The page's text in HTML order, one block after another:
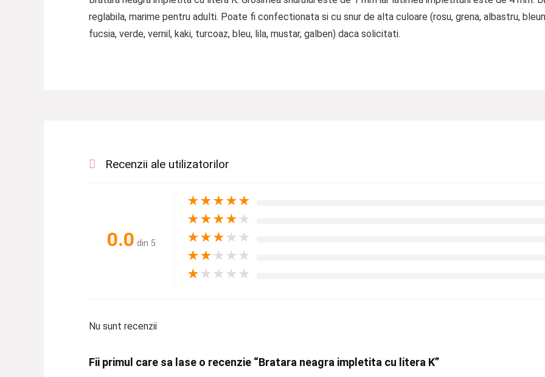
reglabila, marime pentru adulti. Poate fi confectionata si cu snur de alta culoare (rosu, grena, albastru,
fucsia, verde, vernil, kaki, turcoaz, bleu, lila, mustar, galben) daca solicitati.
Recenzii ale utilizatorilor
0.0 din 5
★★★★★
★★★★ ★
★★★ ★ ★
★★ ★ ★ ★
★ ★ ★ ★ ★
Nu sunt recenzii
Fii primul care sa lase o recenzie “Bratara neagra impletita cu litera K”